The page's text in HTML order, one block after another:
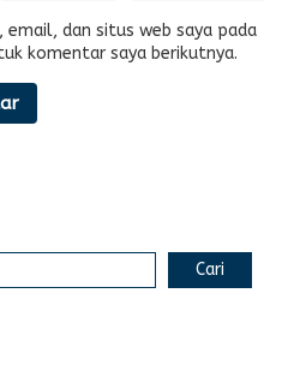
email, dan situs web saya pada
komentar saya berikutnya.
Cari